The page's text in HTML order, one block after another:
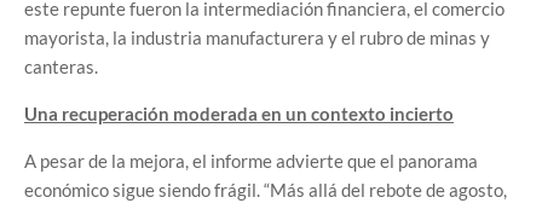
este repunte fueron la intermediación financiera, el comercio
mayorista, la industria manufacturera y el rubro de minas y
canteras.
Una recuperación moderada en un contexto incierto
A pesar de la mejora, el informe advierte que el panorama
económico sigue siendo frágil. “Más allá del rebote de agosto,